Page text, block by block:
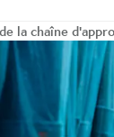
d'accueil
la chaîne